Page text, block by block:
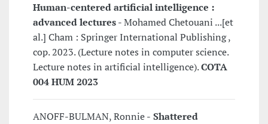
Human-centered artificial intelligence :
advanced lectures- Mohamed Chetouani ...[et
al.] Cham : Springer International Publishing ,
cop. 2023. (Lecture notes in computer science.
Lecture notes in artificial intelligence).COTA
004 HUM 2023
ANOFF-BULMAN, Ronnie - Shattered